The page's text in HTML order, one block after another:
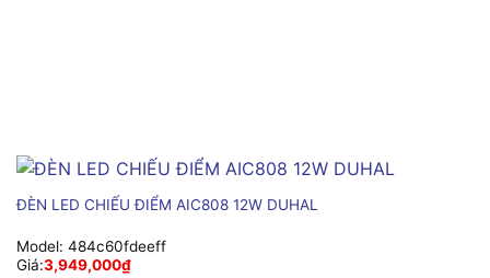
ĐÈN LED CHIẾU ĐIỂM AIC808 12W DUHAL
Model: 484c60fdeeff
Giá:3,949,000₫